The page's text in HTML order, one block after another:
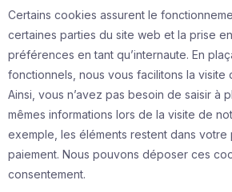
Certains cookies assurent le
certaines parties du site web et la prise
préférences en tant qu’internaute. En
fonctionnels, nous vous facilitons la visite
Ainsi, vous n’avez pas besoin de saisir à
mêmes informations lors de la visite de
exemple, les éléments restent dans votre
paiement. Nous pouvons déposer ces
consentement.